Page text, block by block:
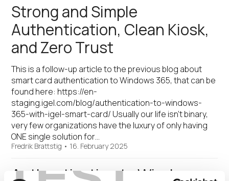
Strong and Simple
Authentication, Clean Kiosk,
and Zero Trust
This is a follow-up article to the previous blog about
smart card authentication to Windows 365, that can be
found here: https://en-
staging.igel.com/blog/authentication-to-windows-
365-with-igel-smart-card/ Usually our life isn’t binary,
very few organizations have the luxury of only having
ONE single solution for…
Fredrik Brattstig • 16. February 2025
Authentication to Windows